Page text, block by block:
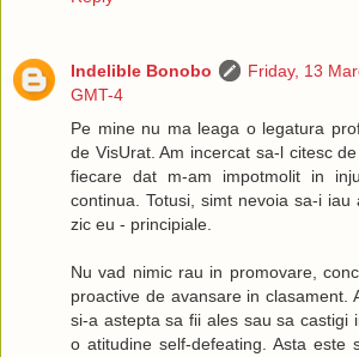
Indelible Bonobo
Friday, 13
GMT-4
Pe mine nu ma leaga o legatura
de VisUrat. Am incercat sa-l citesc
fiecare dat m-am impotmolit in
continua. Totusi, simt nevoia sa-i
zic eu - principiale.
Nu vad nimic rau in promovare,
proactive de avansare in clasament.
si-a astepta sa fii ales sau sa castigi
o atitudine self-defeating. Asta este